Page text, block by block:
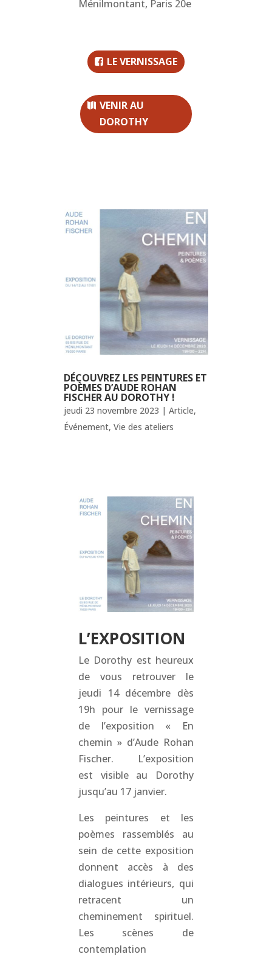
Ménilmontant, Paris 20e
LE VERNISSAGE
VENIR AU
DOROTHY
DÉCOUVREZ LES PEINTURES ET
POÈMES D’AUDE ROHAN
FISCHER AU DOROTHY !
jeudi 23 novembre 2023 | Article,
Événement, Vie des ateliers
L’EXPOSITION
Le Dorothy est heureux
de vous retrouver le
jeudi 14 décembre dès
19h pour le vernissage
de l’exposition « En
chemin » d’Aude Rohan
Fischer. L’exposition
est visible au Dorothy
jusqu’au 17 janvier.
Les peintures et les
poèmes rassemblés au
sein de cette exposition
donnent accès à des
dialogues intérieurs, qui
retracent un
cheminement spirituel.
Les scènes de
contemplation